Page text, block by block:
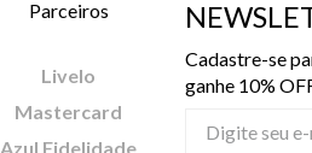
Parceiros
Livelo
Mastercard
Azul Fidelidade
Cadastre-se
ganhe 10%